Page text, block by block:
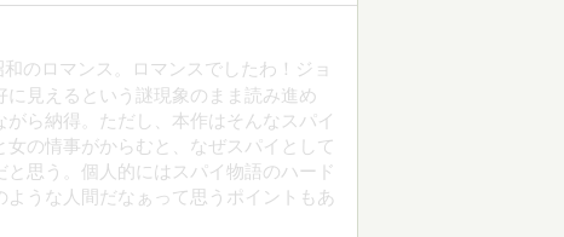
のロマンス。ロマンスでしたわ！ジョ
見えるという謎現象のまま読み進め
ら納得。ただし、本作はそんなスパイ
の情事がからむと、なぜスパイとして
思う。個人的にはスパイ物語のハード
うな人間だなぁって思うポイントもあ